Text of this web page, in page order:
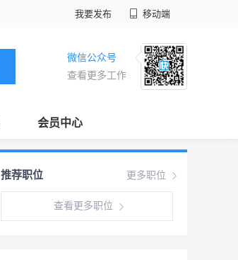
我要发布 移动端
微信公众号
查看更多工作
会员中心
更多职位
推荐职位
查看更多职位